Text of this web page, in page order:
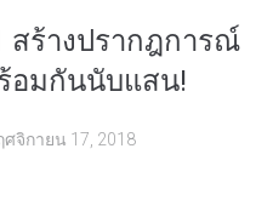
สร้างปรากฎการณ์
อมกันนับแสน!
ศจิกายน 17, 2018